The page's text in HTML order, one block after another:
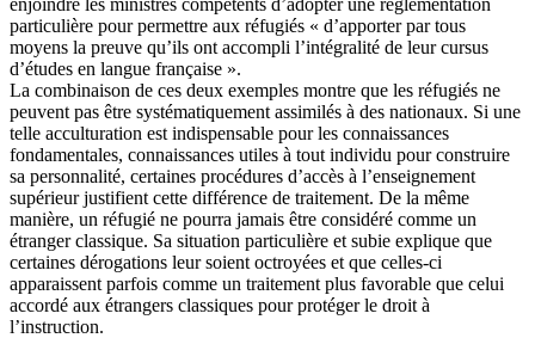
particulière pour permettre aux réfugiés « d’apporter par tous
moyens la preuve qu’ils ont accompli l’intégralité de leur cursus
d’études en langue française ».
La combinaison de ces deux exemples montre que les réfugiés ne
peuvent pas être systématiquement assimilés à des nationaux. Si une
telle acculturation est indispensable pour les connaissances
fondamentales, connaissances utiles à tout individu pour construire
sa personnalité, certaines procédures d’accès à l’enseignement
supérieur justifient cette différence de traitement. De la même
manière, un réfugié ne pourra jamais être considéré comme un
étranger classique. Sa situation particulière et subie explique que
certaines dérogations leur soient octroyées et que celles-ci
apparaissent parfois comme un traitement plus favorable que celui
accordé aux étrangers classiques pour protéger le droit à
l’instruction.